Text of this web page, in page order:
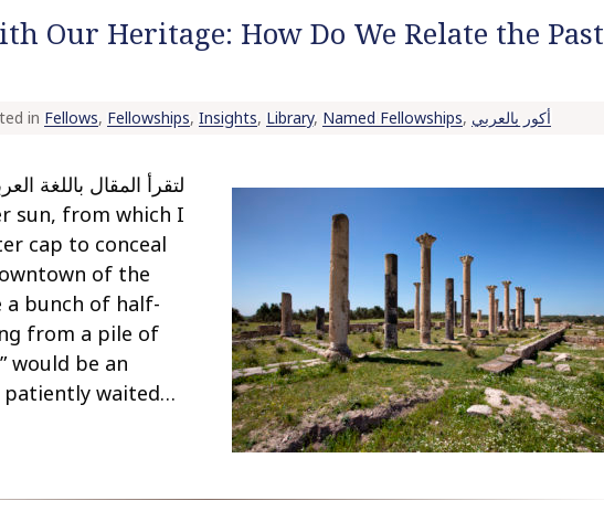
Our Heritage: How Do We Relate the Past
in Fellows, Fellowships, Insights, Library, Named Fellowships, أكور بالعربي
cap to conceal
of the
a bunch of half-
from a pile of
would be an
waited…